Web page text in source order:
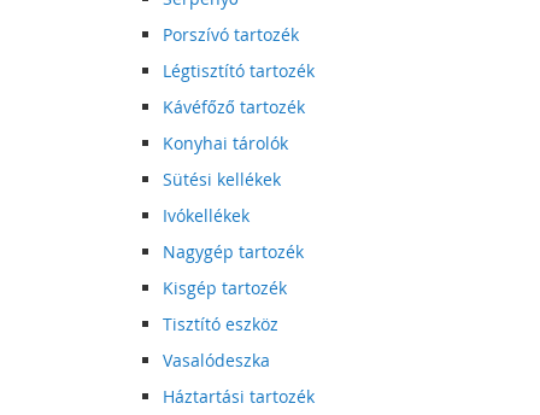
Porszívó tartozék
Légtisztító tartozék
Kávéfőző tartozék
Konyhai tárolók
Sütési kellékek
Ivókellékek
Nagygép tartozék
Kisgép tartozék
Tisztító eszköz
Vasalódeszka
Háztartási tartozék